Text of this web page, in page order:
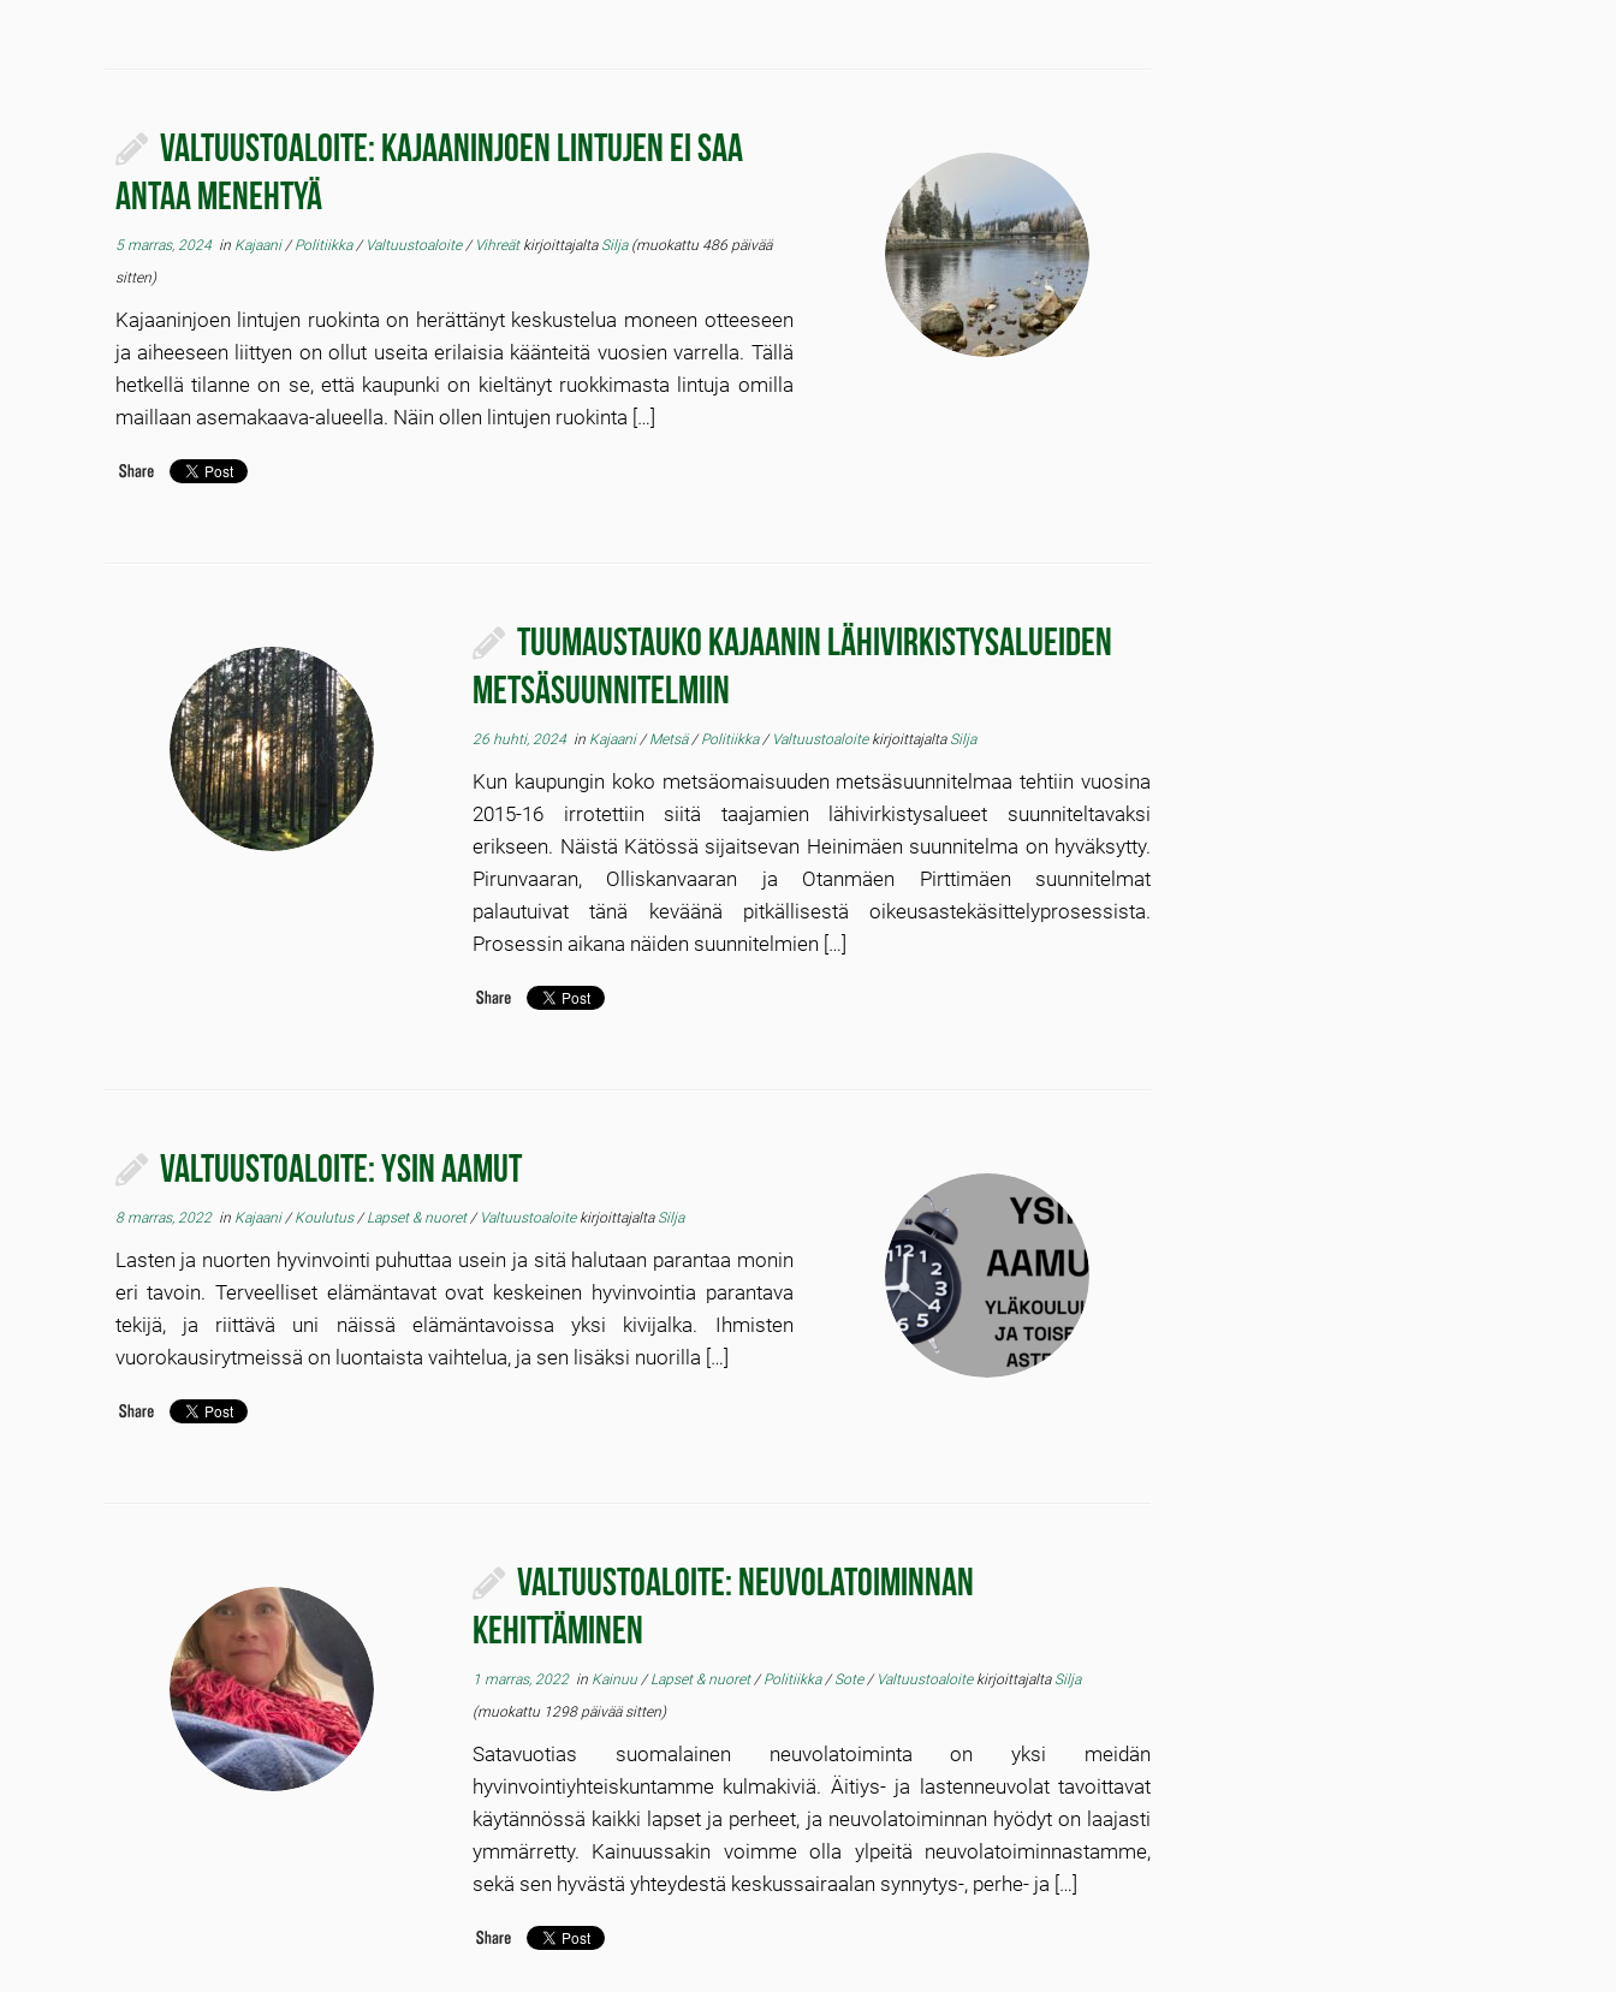
Valtuustoaloite: Kajaaninjoen lintujen ei saa
antaa menehtyä
5 marras, 2024in Kajaani/Politiikka/ Valtuustoaloite/ Vihreät kirjoittajalta Silja(muokattu 486 päivää
sitten)
Kajaaninjoen lintujen ruokinta on herättänyt keskustelua moneen otteeseen
ja aiheeseen liittyen on ollut useita erilaisia käänteitä vuosien varrella. Tällä
hetkellä tilanne on se, että kaupunki on kieltänyt ruokkimasta lintuja omilla
maillaan asemakaava-alueella. Näin ollen lintujen ruokinta […]
Tuumaustauko Kajaanin lähivirkistysalueiden
metsäsuunnitelmiin
26 huhti, 2024in Kajaani/Metsä/Politiikka/ Valtuustoaloite kirjoittajalta Silja
Kun kaupungin koko metsäomaisuuden metsäsuunnitelmaa tehtiin vuosina
2015-16 irrotettiin siitä taajamien lähivirkistysalueet suunniteltavaksi
erikseen. Näistä Kätössä sijaitsevan Heinimäen suunnitelma on hyväksytty.
Pirunvaaran, Olliskanvaaran ja Otanmäen Pirttimäen suunnitelmat
palautuivat tänä keväänä pitkällisestä oikeusastekäsittelyprosessista.
Prosessin aikana näiden suunnitelmien […]
Valtuustoaloite: Ysin aamut
8 marras, 2022in Kajaani/Koulutus/Lapset & nuoret/ Valtuustoaloite kirjoittajalta Silja
Lasten ja nuorten hyvinvointi puhuttaa usein ja sitä halutaan parantaa monin
eri tavoin. Terveelliset elämäntavat ovat keskeinen hyvinvointia parantava
tekijä, ja riittävä uni näissä elämäntavoissa yksi kivijalka. Ihmisten
vuorokausirytmeissä on luontaista vaihtelua, ja sen lisäksi nuorilla […]
Valtuustoaloite: Neuvolatoiminnan
kehittäminen
1 marras, 2022in Kainuu/Lapset & nuoret/Politiikka/Sote/ Valtuustoaloite kirjoittajalta Silja
(muokattu 1298 päivää sitten)
Satavuotias suomalainen neuvolatoiminta on yksi meidän
hyvinvointiyhteiskuntamme kulmakiviä. Äitiys- ja lastenneuvolat tavoittavat
käytännössä kaikki lapset ja perheet, ja neuvolatoiminnan hyödyt on laajasti
ymmärretty. Kainuussakin voimme olla ylpeitä neuvolatoiminnastamme,
sekä sen hyvästä yhteydestä keskussairaalan synnytys-, perhe- ja […]